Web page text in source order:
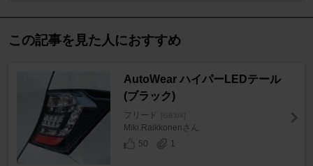
この記事を見た人におすすめ
AutoWear ハイパーLEDテール
(ブラック)
フリード [GB3/4]
Miki.Raikkonenさん
50
1